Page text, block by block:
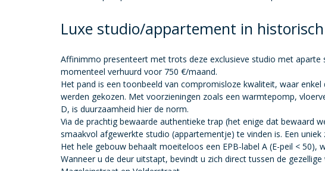
Luxe studio/appartement in
Affinimmo presenteert met trots deze exclusieve studio met aparte
momenteel verhuurd voor 750 €/maand.
Het pand is een toonbeeld van compromisloze kwaliteit, waar
werden gekozen. Met voorzieningen zoals een warmtepomp,
D, is duurzaamheid hier de norm.
Via de prachtig bewaarde authentieke trap (het enige dat bewaard
smaakvol afgewerkte studio (appartementje) te vinden is. Een
Het hele gebouw behaalt moeiteloos een EPB-label A (E-peil < 50),
Wanneer u de deur uitstapt, bevindt u zich direct tussen de